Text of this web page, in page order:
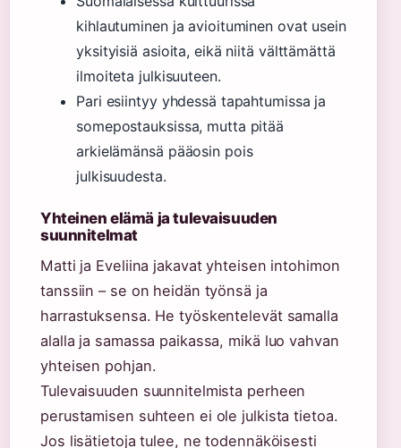
kihlautuminen ja avioituminen ovat usein
yksityisiä asioita, eikä niitä välttämättä
ilmoiteta julkisuuteen.
Pari esiintyy yhdessä tapahtumissa ja
somepostauksissa, mutta pitää
arkielämänsä pääosin pois
julkisuudesta.
Yhteinen elämä ja tulevaisuuden
suunnitelmat
Matti ja Eveliina jakavat yhteisen intohimon
tanssiin – se on heidän työnsä ja
harrastuksensa. He työskentelevät samalla
alalla ja samassa paikassa, mikä luo vahvan
yhteisen pohjan.
Tulevaisuuden suunnitelmista perheen
perustamisen suhteen ei ole julkista tietoa.
Jos lisätietoja tulee, ne todennäköisesti